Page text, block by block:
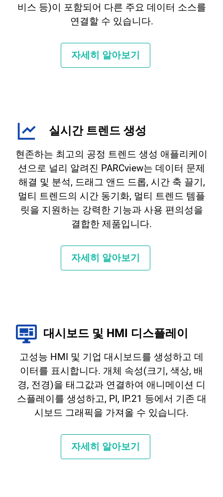
비스 등)이 포함되어 다른 주요 데이터 소스를
연결할 수 있습니다.
자세히 알아보기
실시간 트렌드 생성
현존하는 최고의 공정 트렌드 생성 애플리케이
션으로 널리 알려진 PARCview는 데이터 문제
해결 및 분석, 드래그 앤드 드롭, 시간 축 끌기,
멀티 트렌드의 시간 동기화, 멀티 트렌드 템플
릿을 지원하는 강력한 기능과 사용 편의성을
결합한 제품입니다.
자세히 알아보기
대시보드 및 HMI 디스플레이
고성능 HMI 및 기업 대시보드를 생성하고 데
이터를 표시합니다. 개체 속성(크기, 색상, 배
경, 전경)을 태그값과 연결하여 애니메이션 디
스플레이를 생성하고, PI, IP.21 등에서 기존 대
시보드 그래픽을 가져올 수 있습니다.
자세히 알아보기